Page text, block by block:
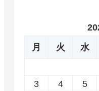
月
火 水
3
4 5